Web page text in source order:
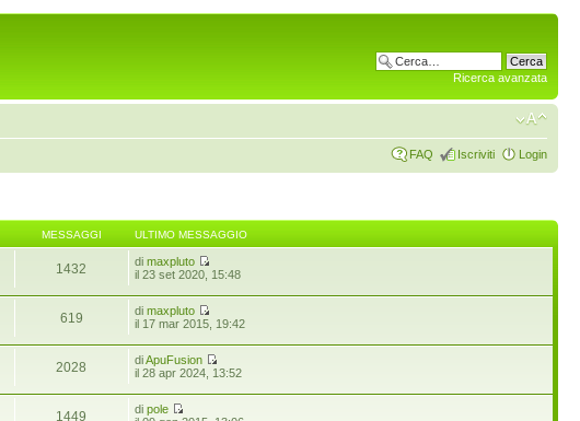
Ricerca avanzata
FAQ Iscriviti Login
MESSAGGI ULTIMO MESSAGGIO
1432 dimaxpluto
il 23 set 2020, 15:48
619 dimaxpluto
il 17 mar 2015, 19:42
2028 diApuFusion
il 28 apr 2024, 13:52
1449 dipole